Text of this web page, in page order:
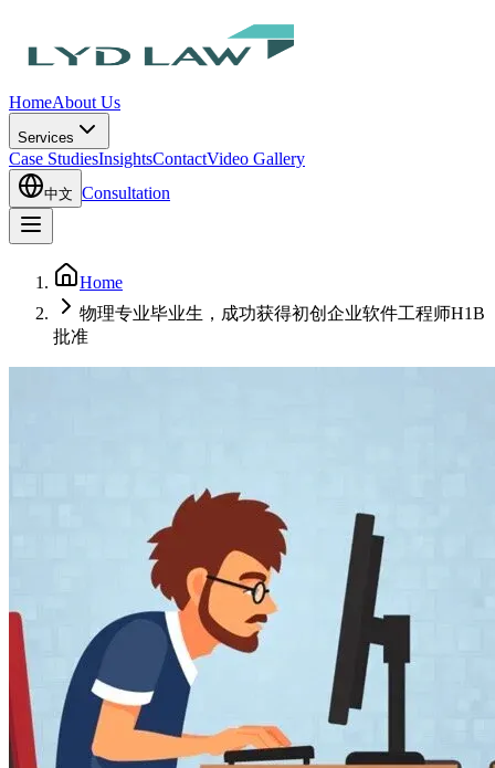
HomeAbout Us
Services
Case StudiesInsightsContactVideo Gallery
中文 Consultation
Home
物理专业毕业生，成功获得初创企业软件工程师H1B
批准